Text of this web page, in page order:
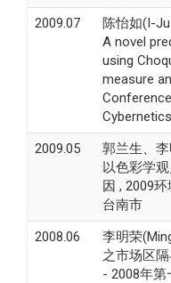
2009.07
陈怡如(I-
A novel
using
measure
2009.05
郭兰生、
以色彩学
因 , 2009
台南市
2008.06
李明荣
之市场区
- 2008年